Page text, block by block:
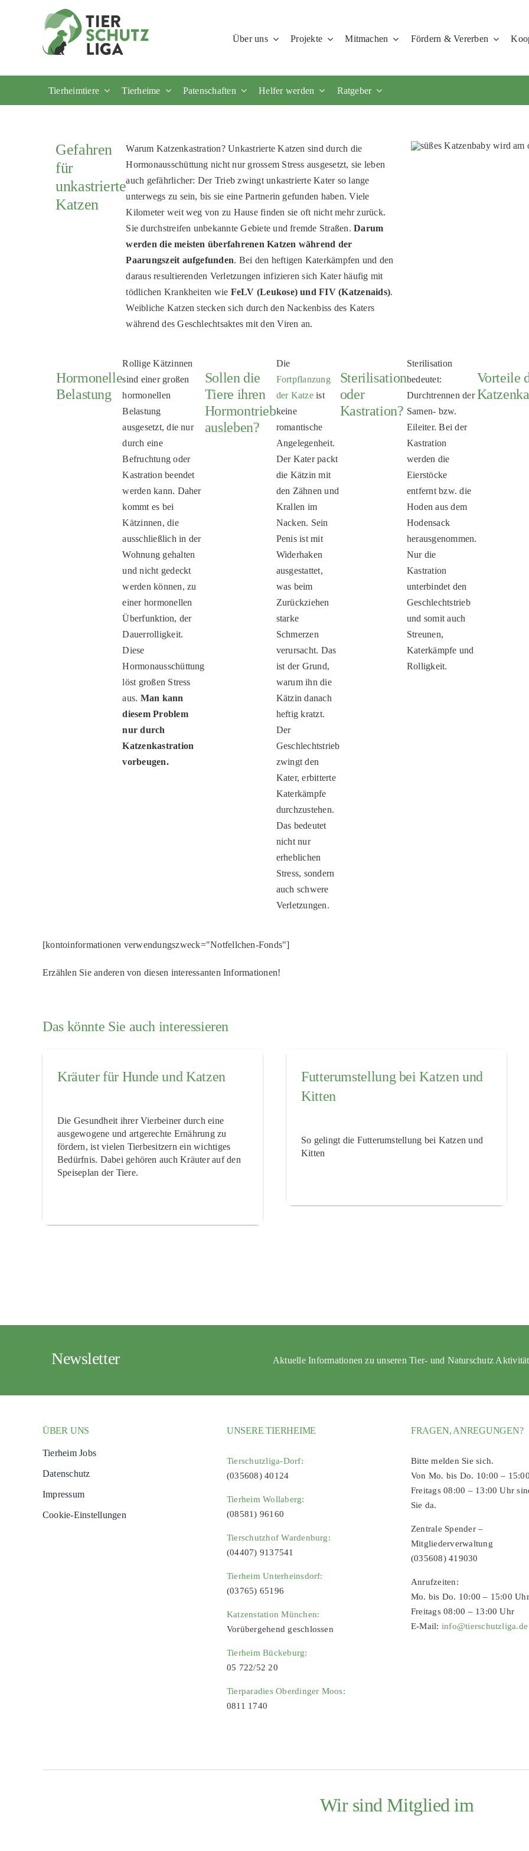
Über uns Projekte Mitmachen Fördern & Vererben
Tierheimtiere Tierheime Patenschaften Helfer werden Ratgeber
Gefahren
für
unkastrierte
Katzen
Warum Katzenkastration? Unkastrierte Katzen sind durch die
Hormonausschüttung nicht nur grossem Stress ausgesetzt, sie leben
auch gefährlicher: Der Trieb zwingt unkastrierte Kater so lange
unterwegs zu sein, bis sie eine Partnerin gefunden haben. Viele
Kilometer weit weg von zu Hause finden sie oft nicht mehr zurück.
Sie durchstreifen unbekannte Gebiete und fremde Straßen.Darum
werden die meisten überfahrenen Katzen während der
Paarungszeit aufgefunden. Bei den heftigen Katerkämpfen und den
daraus resultierenden Verletzungen infizieren sich Kater häufig mit
tödlichen Krankheiten wie FeLV (Leukose) und FIV (Katzenaids).
Weibliche Katzen stecken sich durch den Nackenbiss des Katers
während des Geschlechtsaktes mit den Viren an.
Hormonelle
Belastung
Rollige Kätzinnen
sind einer großen
hormonellen
Belastung
ausgesetzt, die nur
durch eine
Befruchtung oder
Kastration beendet
werden kann. Daher
kommt es bei
Kätzinnen, die
ausschließlich in der
Wohnung gehalten
und nicht gedeckt
werden können, zu
einer hormonellen
Überfunktion, der
Dauerrolligkeit.
Diese
Hormonausschüttung
löst großen Stress
aus. Man kann
diesem Problem
nur durch
Katzenkastration
vorbeugen.
Sollen die
Tiere ihren
Hormontrieb
ausleben?
Die
Fortpflanzung
der Katzeist
keine
romantische
Angelegenheit.
Der Kater packt
die Kätzin mit
den Zähnen und
Krallen im
Nacken. Sein
Penis ist mit
Widerhaken
ausgestattet,
was beim
Zurückziehen
starke
Schmerzen
verursacht. Das
ist der Grund,
warum ihn die
Kätzin danach
heftig kratzt.
Der
Geschlechtstrieb
zwingt den
Kater, erbitterte
Katerkämpfe
durchzustehen.
Das bedeutet
nicht nur
erheblichen
Stress, sondern
auch schwere
Verletzungen.
Sterilisation
oder
Kastration?
Sterilisation
bedeutet:
Durchtrennen der
Samen- bzw.
Eileiter. Bei der
Kastration
werden die
Eierstöcke
entfernt bzw. die
Hoden aus dem
Hodensack
herausgenommen.
Nur die
Kastration
unterbindet den
Geschlechtstrieb
und somit auch
Streunen,
Katerkämpfe und
Rolligkeit.
Vorteile
[kontoinformationen verwendungszweck="Notfellchen-Fonds"]
Erzählen Sie anderen von diesen interessanten Informationen!
Das könnte Sie auch interessieren
Kräuter für Hunde und Katzen
Die Gesundheit ihrer Vierbeiner durch eine
ausgewogene und artgerechte Ernährung zu
fördern, ist vielen Tierbesitzern ein wichtiges
Bedürfnis. Dabei gehören auch Kräuter auf den
Speiseplan der Tiere.
Futterumstellung bei Katzen und
Kitten
So gelingt die Futterumstellung bei Katzen und
Kitten
Newsletter Aktuelle Informationen zu unseren Tier- und Naturschutz
ÜBER UNS
Tierheim Jobs
Datenschutz
Impressum
Cookie-Einstellungen
UNSERE TIERHEIME
Tierschutzliga-Dorf:
(035608) 40124
Tierheim Wollaberg:
(08581) 96160
Tierschutzhof Wardenburg:
(04407) 9137541
Tierheim Unterheinsdorf:
(03765) 65196
Katzenstation München:
Vorübergehend geschlossen
Tierheim Bückeburg:
05 722/52 20
Tierparadies Oberdinger Moos:
0811 1740
FRAGEN, ANREGUNGEN?
Bitte melden Sie sich.
Von Mo. bis Do. 10:00 –
Freitags 08:00 – 13:00 Uhr
Sie da.
Zentrale Spender –
Mitgliederverwaltung
(035608) 419030
Anrufzeiten:
Mo. bis Do. 10:00 – 15:00 Uhr
Freitags 08:00 – 13:00 Uhr
E-Mail: info@tierschutzliga.de
Wir sind Mitglied im